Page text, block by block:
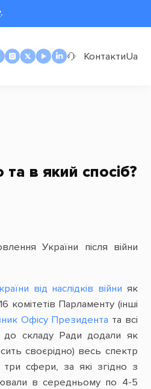
.
КонтактиUa
в який спосіб?
України після війни
від наслідків війни як
комітетів Парламенту (інші
Офісу Президента та всі
до складу Ради додали як
своєрідно) весь спектр
сфери, за які згідно з
в середньому по 4-5